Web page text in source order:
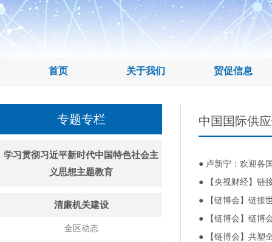
首页 关于我们 贸促信息
专题专栏
学习贯彻习近平新时代中国特色社会主
义思想主题教育
清廉机关建设
全区动态
中国国际供
● 卢新宁：欢迎各
●
【央视财经】链
●
【链博会】链接
●
【链博会】链博
●
【链博会】共塑